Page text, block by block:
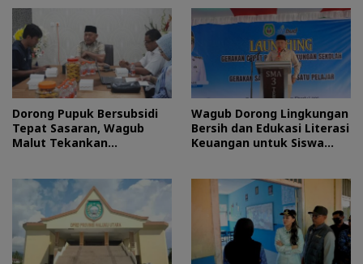
Dorong Pupuk Bersubsidi
Tepat Sasaran, Wagub
Malut Tekankan
Wagub Dorong Lingkungan
Bersih dan Edukasi Literasi
Keuangan untuk Siswa